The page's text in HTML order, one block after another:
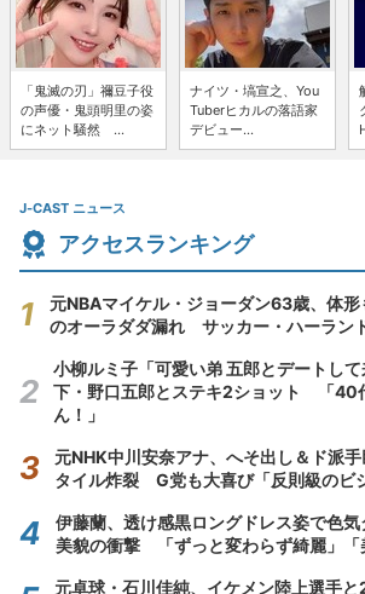
「鬼滅の刃」禰豆子役
の声優・鬼頭明里の姿
にネット騒然 ...
ナイツ・塙宣之、You
Tuberヒカルの落語家
デビュー...
J-CAST ニュース
アクセスランキング
元NBAマイケル・ジョーダン63歳、体
のオーラダダ漏れ サッカー・ハーラン
小柳ルミ子「可愛い弟 五郎とデートし
下・野口五郎とステキ2ショット 「40
ん！」
元NHK中川安奈アナ、へそ出し＆ド派
タイル炸裂 G党も大喜び「反則級のビ
伊藤蘭、透け感黒ロングドレス姿で色
美貌の衝撃 「ずっと変わらず綺麗」「
元卓球・石川佳純、イケメン陸上選手